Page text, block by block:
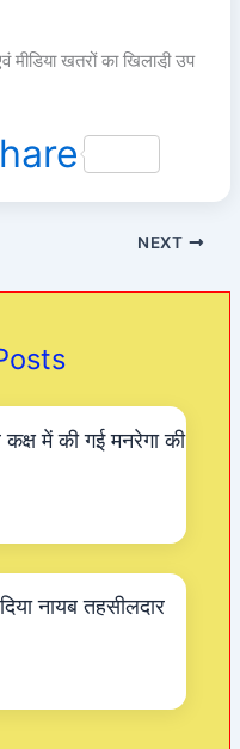
मीडिया खतरों का खिलाडी़ उप
NEXT
में की गई मनरेगा की
नायब तहसीलदार